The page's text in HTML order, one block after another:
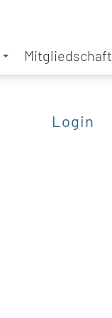
Mitgliedschaft
Login